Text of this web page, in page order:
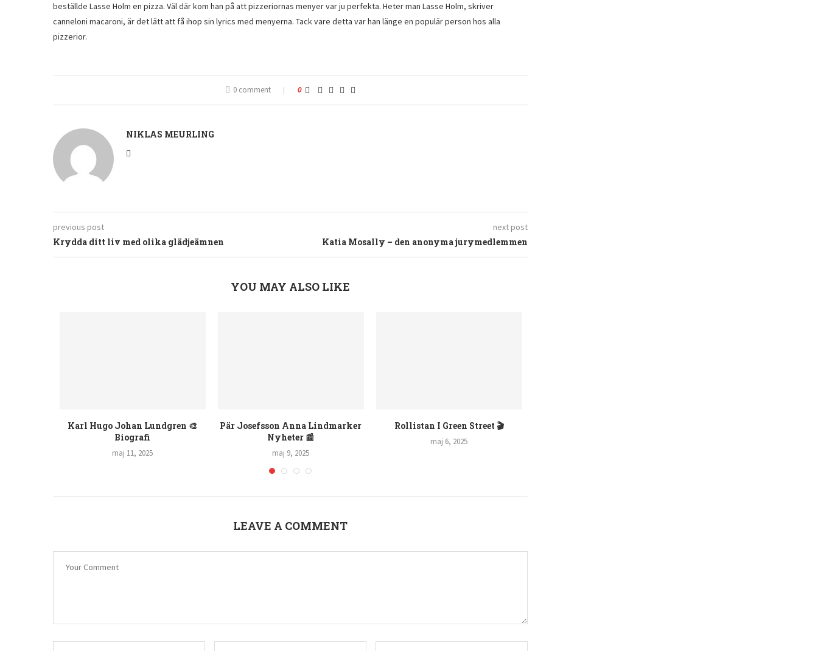
beställde Lasse Holm en pizza. Väl där kom han på att pizzeriornas menyer var ju perfekta. Heter man Lasse Holm, skriver
canneloni macaroni, är det lätt att få ihop sin lyrics med menyerna. Tack vare detta var han länge en populär person hos alla
pizzerior.
0 comment 0
NIKLAS MEURLING
previous post
Krydda ditt liv med olika glädjeämnen
next post
Katia Mosally – den anonyma jurymedlemmen
YOU MAY ALSO LIKE
Rollistan I Green Street 🎬
maj 6, 2025
Peter Pan Film: Äventyr 🧚‍♂️
maj 4, 2025
Rollistan I Min Låtsasfru: Info 🎬
maj 1, 2025
LEAVE A COMMENT